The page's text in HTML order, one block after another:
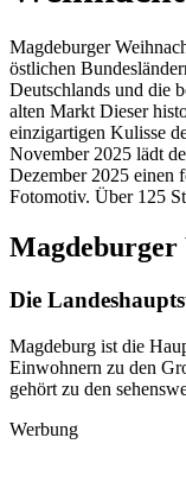
Magdeburger
östlichen
Deutschlands und die
alten Markt Dieser
einzigartigen Kulisse
November 2025 lädt
Dezember 2025 einen
Fotomotiv. Über 125
Magdeburger
Die
Magdeburg ist die
Einwohnern zu den
gehört zu den
Werbung